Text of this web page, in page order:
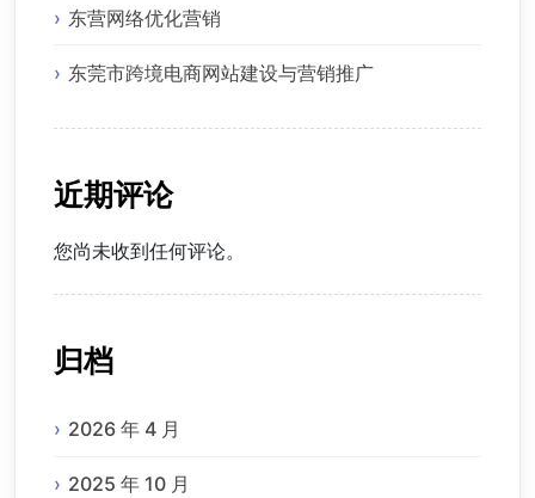
东营网络优化营销
东莞市跨境电商网站建设与营销推广
近期评论
您尚未收到任何评论。
归档
2026 年 4 月
2025 年 10 月